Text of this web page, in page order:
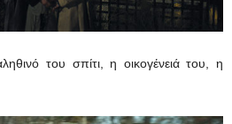
του σπίτι, η οικογένειά του, η